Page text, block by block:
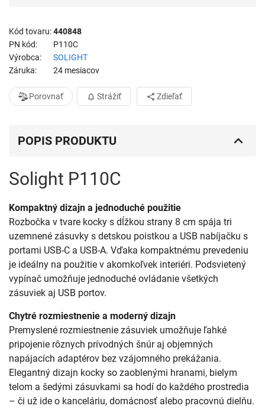
Kód tovaru 440848
PN kód
P110C
Výrobca
SOLIGHT
Záruka
24 mesiacov
Porovnať Strážiť Zdieľať
POPIS PRODUKTU
Solight P110C
Kompaktný dizajn a jednoduché použitie
Rozbočka v tvare kocky s dĺžkou strany 8 cm spája tri
uzemnené zásuvky s detskou poistkou a USB nabíjačku s
portami USB-C a USB-A. Vďaka kompaktnému prevedeniu
je ideálny na použitie v akomkoľvek interiéri. Podsvietený
vypínač umožňuje jednoduché ovládanie všetkých
zásuviek aj USB portov.
Chytré rozmiestnenie a moderný dizajn
Premyslené rozmiestnenie zásuviek umožňuje ľahké
pripojenie rôznych prívodných šnúr aj objemných
napájacích adaptérov bez vzájomného prekážania.
Elegantný dizajn kocky so zaoblenými hranami, bielym
telom a šedými zásuvkami sa hodí do každého prostredia
– či už ide o kanceláriu, domácnosť alebo pracovnú dielňu.